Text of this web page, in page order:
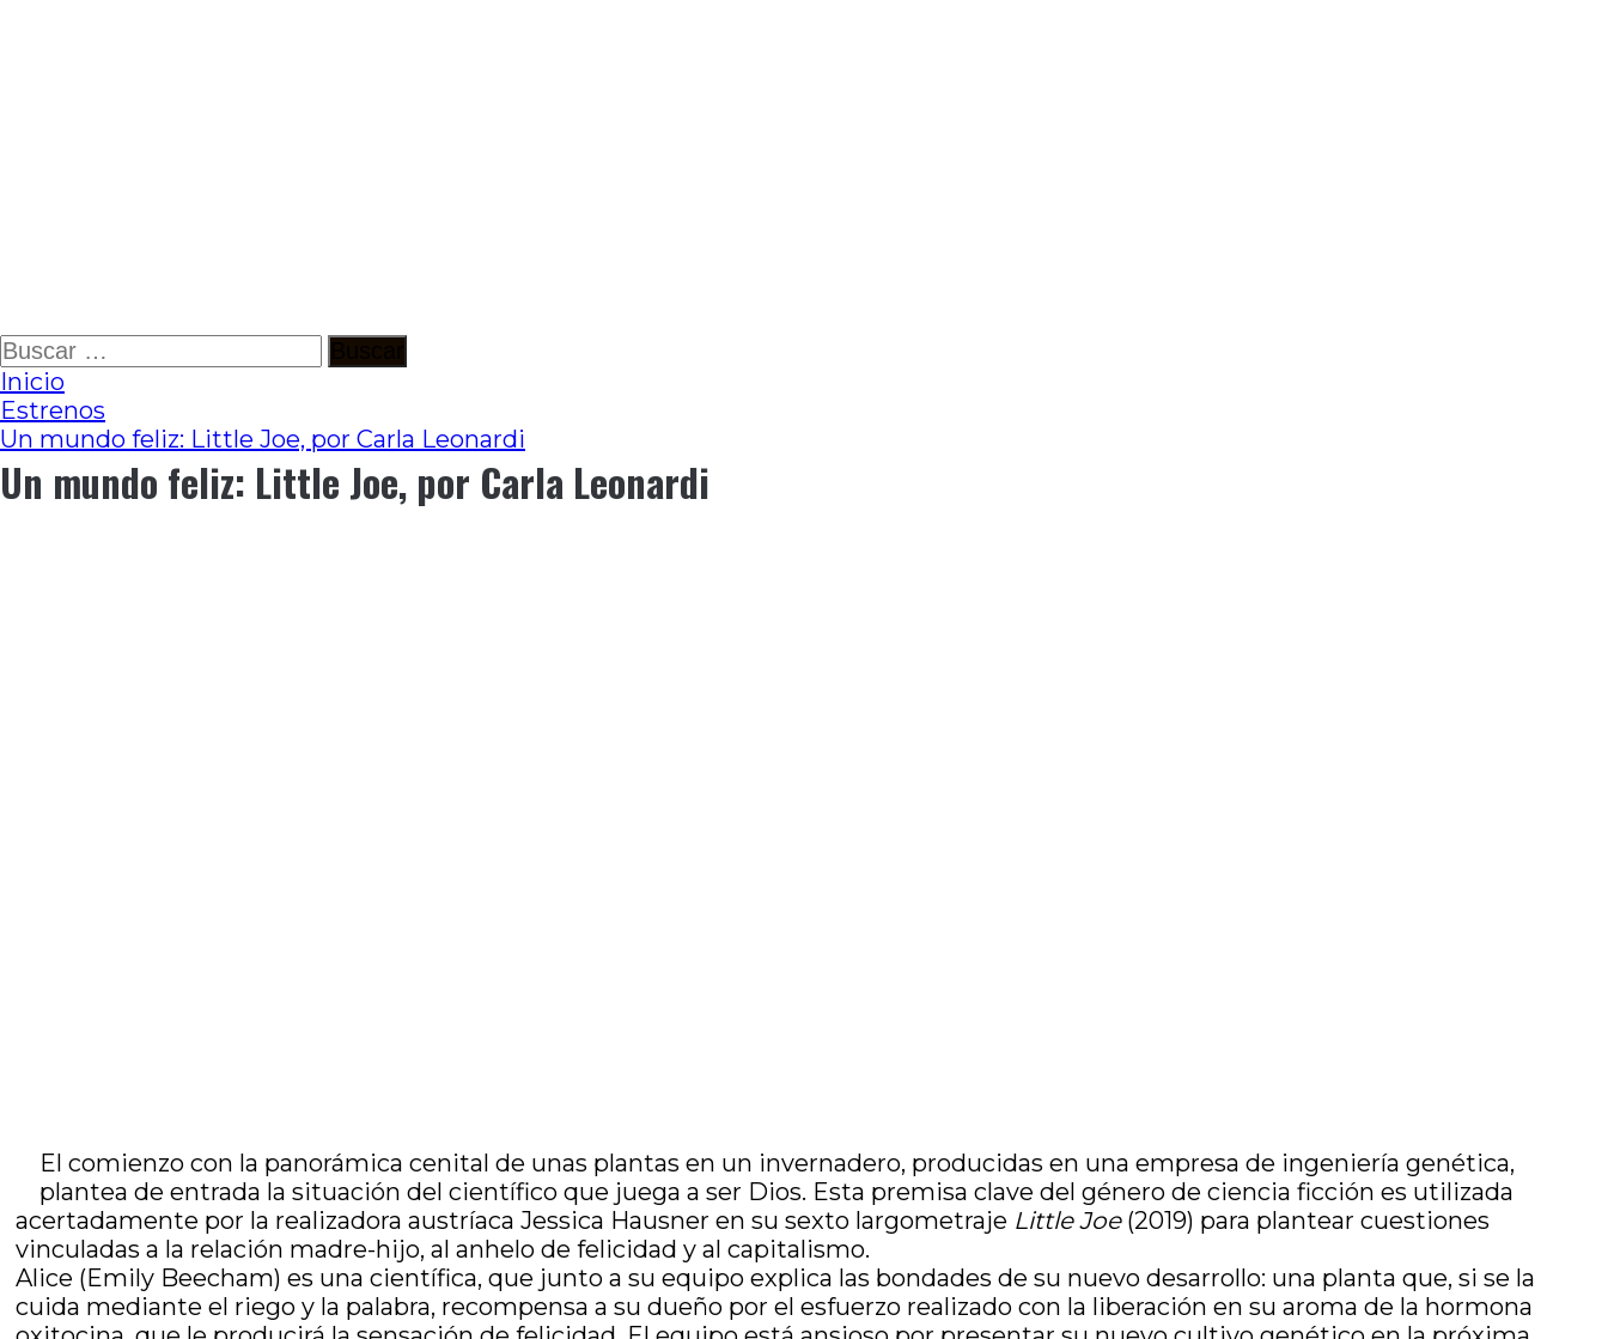
Ir
al
contenido
Buscar:
Inicio
Estrenos
Un mundo feliz: Little Joe, por Carla Leonardi
Un mundo feliz: Little Joe, por Carla Leonardi
El comienzo con la panorámica cenital de unas plantas en un invernadero, producidas en una empresa de ingeniería genética,
plantea de entrada la situación del científico que juega a ser Dios. Esta premisa clave del género de ciencia ficción es utilizada
acertadamente por la realizadora austríaca Jessica Hausner en su sexto largometraje Little Joe(2019) para plantear cuestiones
vinculadas a la relación madre-hijo, al anhelo de felicidad y al capitalismo.
Alice (Emily Beecham) es una científica, que junto a su equipo explica las bondades de su nuevo desarrollo: una planta que, si se la
cuida mediante el riego y la palabra, recompensa a su dueño por el esfuerzo realizado con la liberación en su aroma de la hormona